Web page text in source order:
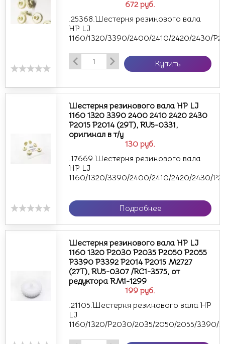
672 руб.
.25368.Шестерня резинового вала
HP LJ
1160/1320/3390/2400/2410/2420/2430/
Купить
130 руб.
Шестерня резинового вала HP LJ
1160 1320 3390 2400 2410 2420 2430
P2015 P2014 (29T), RU5-0331,
оригинал в т/у
.17669.Шестерня резинового вала
HP LJ
1160/1320/3390/2400/2410/2420/2430/
Подробнее
199 руб.
Шестерня резинового вала HP LJ
1160 1320 P2030 P2035 P2050 P2055
P3390 P3392 P2014 P2015 M2727
(27T), RU5-0307 /RC1-3575, от
редуктора RM1-1299
.21105.Шестерня резинового вала HP
LJ
1160/1320/P2030/2035/2050/2055/3390/